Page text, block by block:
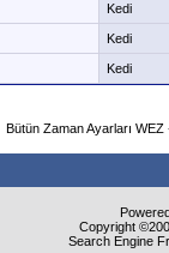
Kedi
Kedi
Kedi
Bütün Zaman Ayarları
Copyright
Search Engine